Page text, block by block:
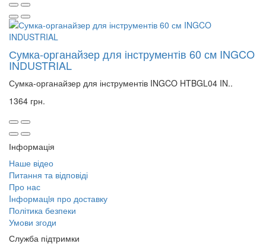
Сумка-органайзер для інструментів 60 см INGCO
INDUSTRIAL
Сумка-органайзер для інструментів INGCO HTBGL04 IN..
1364 грн.
Інформація
Наше відео
Питання та відповіді
Про нас
Iнформацiя про доставку
Політика безпеки
Умови згоди
Служба підтримки